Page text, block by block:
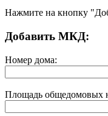
Нажмите на кнопку
Добавить МКД:
Номер дома:
Площадь общедомовых